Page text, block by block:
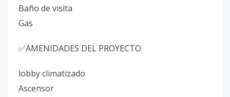
Baño de visita
Gas
✅AMENIDADES DEL PROYECTO
lobby climatizado
Ascensor